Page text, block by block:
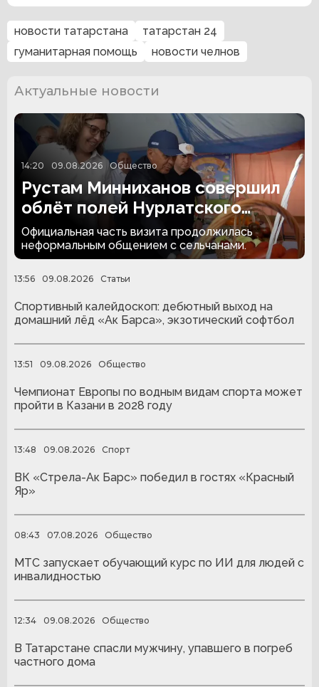
новости татарстана
татарстан 24
гуманитарная помощь
новости челнов
Актуальные новости
14:20 09.08.2026 Общество
Рустам Минниханов совершил
облёт полей Нурлатского
района
Официальная часть визита продолжилась
неформальным общением с сельчанами.
13:56 09.08.2026 Статьи
Спортивный калейдоскоп: дебютный выход на
домашний лёд «Ак Барса», экзотический софтбол
13:51 09.08.2026 Общество
Чемпионат Европы по водным видам спорта может
пройти в Казани в 2028 году
13:48 09.08.2026 Спорт
ВК «Стрела-Ак Барс» победил в гостях «Красный
Яр»
08:43 07.08.2026 Общество
МТС запускает обучающий курс по ИИ для людей с
инвалидностью
12:34 09.08.2026 Общество
В Татарстане спасли мужчину, упавшего в погреб
частного дома